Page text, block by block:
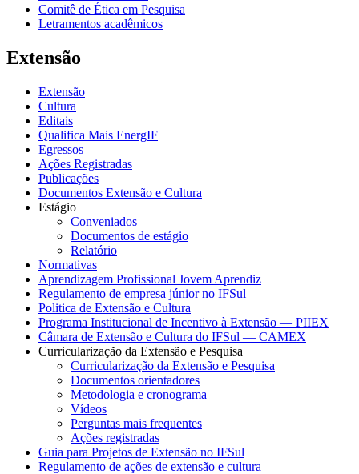
Comitê de Ética em Pesquisa
Letramentos acadêmicos
Extensão
Extensão
Cultura
Editais
Qualifica Mais EnergIF
Egressos
Ações Registradas
Publicações
Documentos Extensão e Cultura
Estágio
Conveniados
Documentos de estágio
Relatório
Normativas
Aprendizagem Profissional Jovem Aprendiz
Regulamento de empresa júnior no IFSul
Politica de Extensão e Cultura
Programa Institucional de Incentivo à Extensão — PIIEX
Câmara de Extensão e Cultura do IFSul — CAMEX
Curricularização da Extensão e Pesquisa
Curricularização da Extensão e Pesquisa
Documentos orientadores
Metodologia e cronograma
Vídeos
Perguntas mais frequentes
Ações registradas
Guia para Projetos de Extensão no IFSul
Regulamento de ações de extensão e cultura